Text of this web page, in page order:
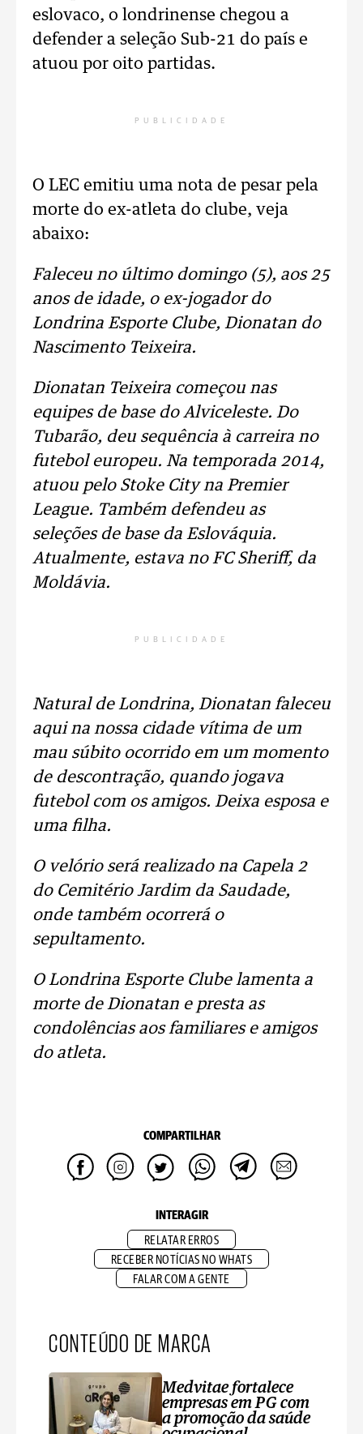
eslovaco, o londrinense chegou a
defender a seleção Sub-21 do país e
atuou por oito partidas.
PUBLICIDADE
O LEC emitiu uma nota de pesar pela
morte do ex-atleta do clube, veja
abaixo:
Faleceu no último domingo (5), aos 25
anos de idade, o ex-jogador do
Londrina Esporte Clube, Dionatan do
Nascimento Teixeira.
Dionatan Teixeira começou nas
equipes de base do Alviceleste. Do
Tubarão, deu sequência à carreira no
futebol europeu. Na temporada 2014,
atuou pelo Stoke City na Premier
League. Também defendeu as
seleções de base da Eslováquia.
Atualmente, estava no FC Sheriff, da
Moldávia.
PUBLICIDADE
Natural de Londrina, Dionatan faleceu
aqui na nossa cidade vítima de um
mau súbito ocorrido em um momento
de descontração, quando jogava
futebol com os amigos. Deixa esposa e
uma filha.
O velório será realizado na Capela 2
do Cemitério Jardim da Saudade,
onde também ocorrerá o
sepultamento.
O Londrina Esporte Clube lamenta a
morte de Dionatan e presta as
condolências aos familiares e amigos
do atleta.
COMPARTILHAR
INTERAGIR
RELATAR ERROS
RECEBER NOTÍCIAS NO WHATS
FALAR COM A GENTE
CONTEÚDO DE MARCA
Medvitae fortalece
empresas em PG com
a promoção da saúde